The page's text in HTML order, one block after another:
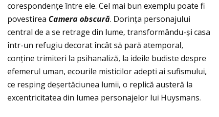
corespondenţe între ele. Cel mai bun exemplu poate fi
povestirea Camera obscură. Dorinţa personajului
central de a se retrage din lume, transformându-și casa
într-un refugiu decorat încât să pară atemporal,
conţine trimiteri la psihanaliză, la ideile budiste despre
efemerul uman, ecourile misticilor adepti ai sufismului,
ce resping deșertăciunea lumii, o replică austeră la
excentricitatea din lumea personajelor lui Huysmans.